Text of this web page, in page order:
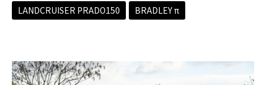
LANDCRUISER PRADO150 BRADLEY π